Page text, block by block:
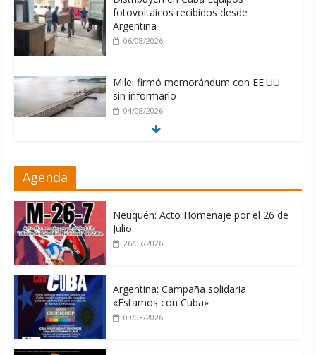
fotovoltaicos recibidos desde
Argentina
06/08/2026
Milei firmó memorándum con EE.UU
sin informarlo
04/08/2026
con Rusia y China
Agenda
Neuquén: Acto Homenaje por el 26 de
Julio
26/07/2026
Argentina: Campaña solidaria
«Estamos con Cuba»
09/03/2026